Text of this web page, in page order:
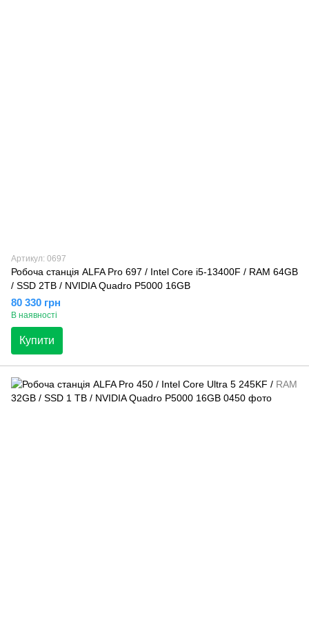
Артикул: 0697
Робоча станція ALFA Pro 697 / Intel Core i5-13400F / RAM 64GB
/ SSD 2TB / NVIDIA Quadro P5000 16GB
80 330 грн
В наявності
Купити